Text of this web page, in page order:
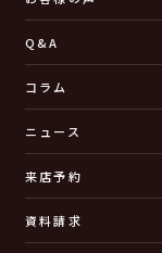
Q&A
コラム
ニュース
来店予約
資料請求